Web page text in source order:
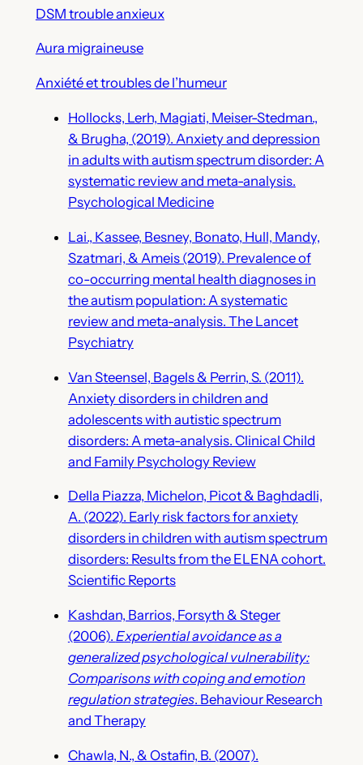
DSM trouble anxieux
Aura migraineuse
Anxiété et troubles de l’humeur
Hollocks, Lerh, Magiati, Meiser-Stedman.,
& Brugha, (2019). Anxiety and depression
in adults with autism spectrum disorder: A
systematic review and meta-analysis.
Psychological Medicine
Lai., Kassee, Besney, Bonato, Hull, Mandy,
Szatmari, & Ameis (2019). Prevalence of
co-occurring mental health diagnoses in
the autism population: A systematic
review and meta-analysis. The Lancet
Psychiatry
Van Steensel, Bagels & Perrin, S. (2011).
Anxiety disorders in children and
adolescents with autistic spectrum
disorders: A meta-analysis. Clinical Child
and Family Psychology Review
Della Piazza, Michelon, Picot & Baghdadli,
A. (2022). Early risk factors for anxiety
disorders in children with autism spectrum
disorders: Results from the ELENA cohort.
Scientific Reports
Kashdan, Barrios, Forsyth & Steger
(2006). Experiential avoidance as a
generalized psychological vulnerability:
Comparisons with coping and emotion
regulation strategies. Behaviour Research
and Therapy
Chawla, N., & Ostafin, B. (2007).